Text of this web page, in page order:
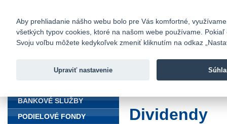
Fio banka
Fio banka
Dividendy
BANKOVÉ SLUŽBY
PODIELOVÉ FONDY
Aby prehliadanie nášho webu bolo pre Vás komfortné,
všetkých typov cookies, ktoré na našom webe používame.
Svoju voľbu môžete kedykoľvek zmeniť kliknutím na odkaz
Upraviť nastavenie